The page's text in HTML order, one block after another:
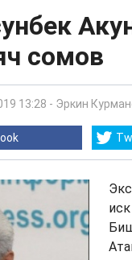
сомов
13:28 - Эркин